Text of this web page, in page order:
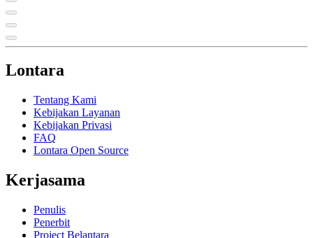
Lontara
Tentang Kami
Kebijakan Layanan
Kebijakan Privasi
FAQ
Lontara Open Source
Kerjasama
Penulis
Penerbit
Project Belantara